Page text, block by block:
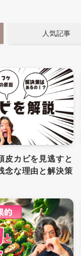
人気記事
皮カビを見逃すと
念な理由と解決策